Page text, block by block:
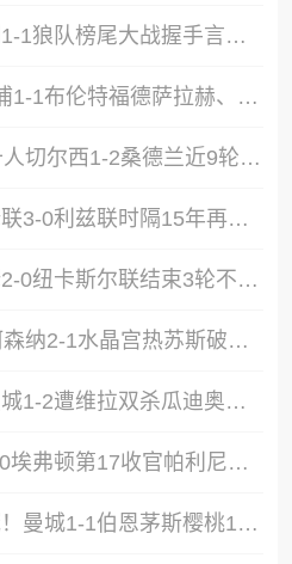
英超收官丨伯恩利1-1狼队榜尾大战握手言和两队双双降入英冠
第5进欧冠！利物浦1-1布伦特福德萨拉赫、罗伯逊结束9年红军生涯
第10无缘欧战！十人切尔西1-2桑德兰近9轮仅1胜桑德兰第7进欧战
惨遭降级！西汉姆联3-0利兹联时隔15年再度降级至英冠
赢球收官！富勒姆2-0纽卡斯尔联结束3轮不胜迪奥普、凯尔尼破门
85分夺冠收官！阿森纳2-1水晶宫热苏斯破门+失良机马杜埃凯建功
瓜帅时代落幕！曼城1-2遭维拉双杀瓜迪奥拉、B席、斯通斯告别战
保级成功！热刺1-0埃弗顿第17收官帕利尼亚制胜热刺近6轮仅1负
送阿森纳提前夺冠！曼城1-1伯恩茅斯樱桃17轮不败哈兰德扳平